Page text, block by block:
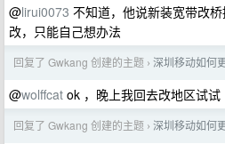
@lirui0073 不知道，他说新装宽带改
改，只能自己想办法
回复了 Gwkang 创建的主题 › 深圳移动如何
@wolffcat ok ，晚上我回去改地区试试
回复了 Gwkang 创建的主题 › 深圳移动如何